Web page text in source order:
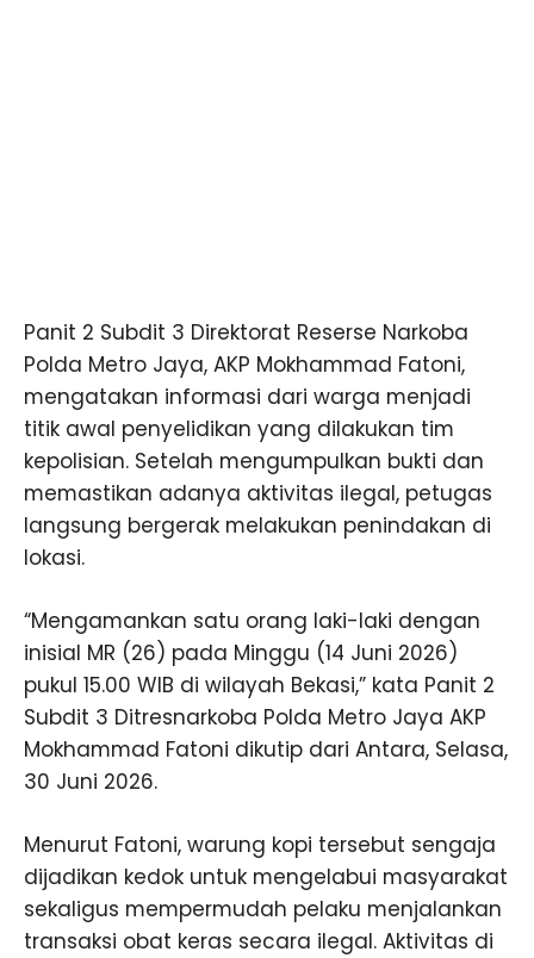
Panit 2 Subdit 3 Direktorat Reserse Narkoba
Polda Metro Jaya, AKP Mokhammad Fatoni,
mengatakan informasi dari warga menjadi
titik awal penyelidikan yang dilakukan tim
kepolisian. Setelah mengumpulkan bukti dan
memastikan adanya aktivitas ilegal, petugas
langsung bergerak melakukan penindakan di
lokasi.
“Mengamankan satu orang laki-laki dengan
inisial MR (26) pada Minggu (14 Juni 2026)
pukul 15.00 WIB di wilayah Bekasi,” kata Panit 2
Subdit 3 Ditresnarkoba Polda Metro Jaya AKP
Mokhammad Fatoni dikutip dari Antara, Selasa,
30 Juni 2026.
Menurut Fatoni, warung kopi tersebut sengaja
dijadikan kedok untuk mengelabui masyarakat
sekaligus mempermudah pelaku menjalankan
transaksi obat keras secara ilegal. Aktivitas di